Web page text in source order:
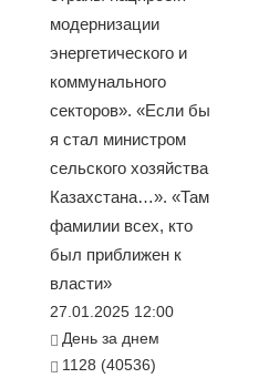
модернизации
энергетического и
коммунального
секторов». «Если бы
я стал министром
сельского хозяйства
Казахстана…». «Там
фамилии всех, кто
был приближен к
власти»
27.01.2025 12:00
День за днем
1128 (40536)